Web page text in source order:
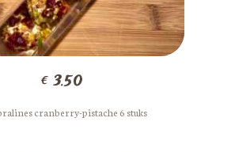
€3.50
cranberry-pistache 6 stuks